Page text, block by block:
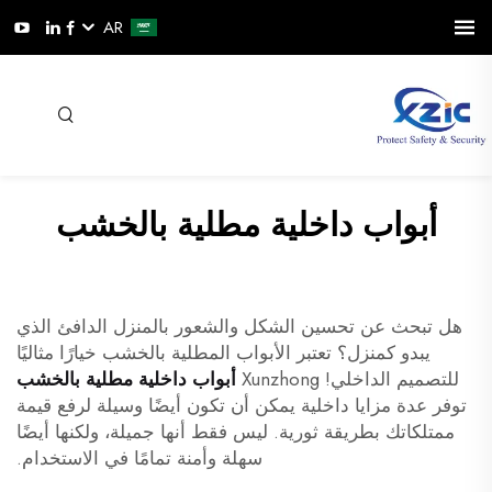
AR
أبواب داخلية مطلية بالخشب
هل تبحث عن تحسين الشكل والشعور بالمنزل الدافئ الذي
يبدو كمنزل؟ تعتبر الأبواب المطلية بالخشب خيارًا مثاليًا
للتصميم الداخلي! Xunzhong
أبواب داخلية مطلية بالخشب
توفر عدة مزايا داخلية يمكن أن تكون أيضًا وسيلة لرفع قيمة
ممتلكاتك بطريقة ثورية. ليس فقط أنها جميلة، ولكنها أيضًا
سهلة وأمنة تمامًا في الاستخدام.